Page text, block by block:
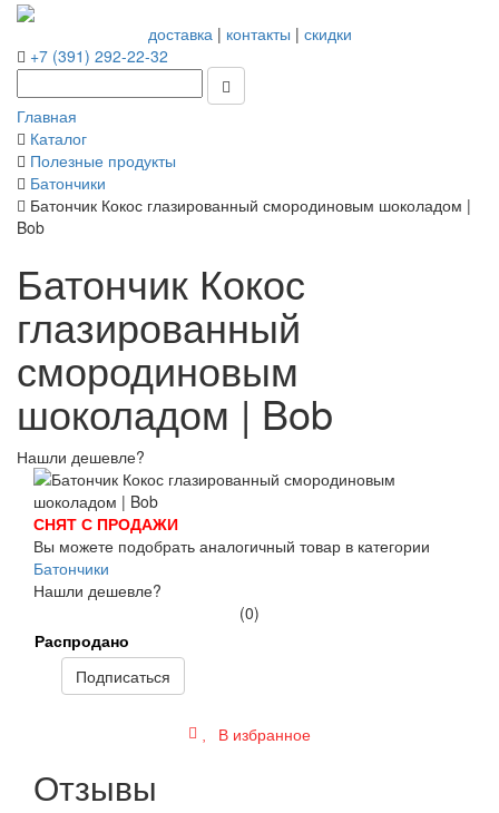
доставка| контакты | скидки
+7 (391) 292-22-32
Главная
Каталог
Полезные продукты
Батончики
Батончик Кокос глазированный смородиновым шоколадом |
Bob
Батончик Кокос
глазированный
смородиновым
шоколадом | Bob
Нашли дешевле?
СНЯТ С ПРОДАЖИ
Вы можете подобрать аналогичный товар в категории
Батончики
Нашли дешевле?
(0)
Распродано
Подписаться
В избранное
Отзывы